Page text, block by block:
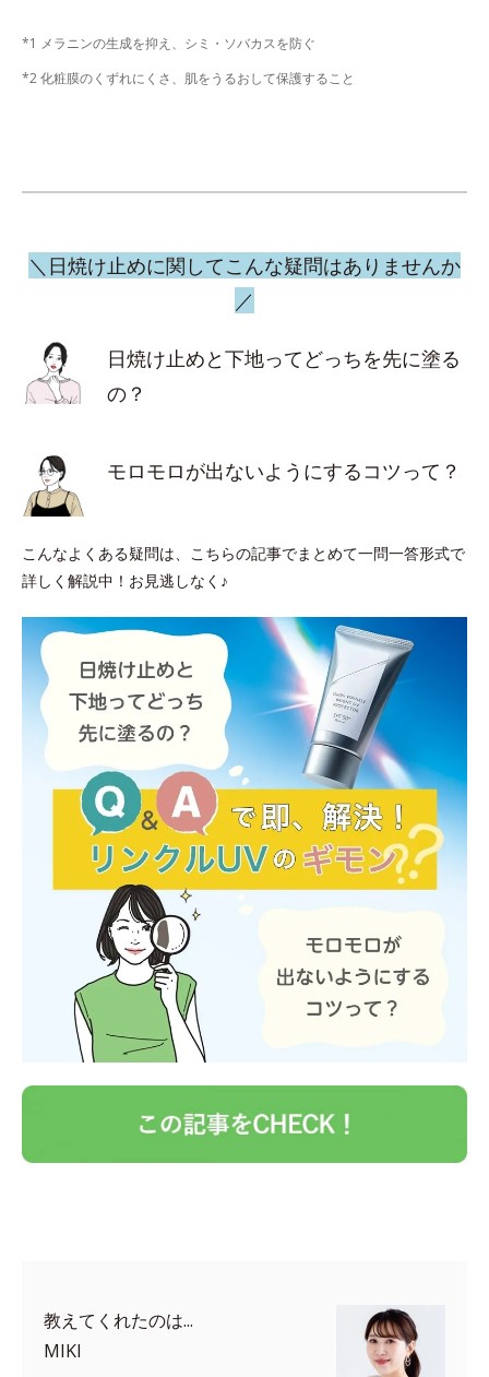
*1 メラニンの生成を抑え、シミ・ソバカスを防ぐ
*2 化粧膜のくずれにくさ、肌をうるおして保護すること
＼日焼け止めに関してこんな疑問はありませんか
／
日焼け止めと下地ってどっちを先に塗る
の？
モロモロが出ないようにするコツって？
こんなよくある疑問は、こちらの記事でまとめて一問一答形式で
詳しく解説中！お見逃しなく♪
教えてくれたのは...
MIKI